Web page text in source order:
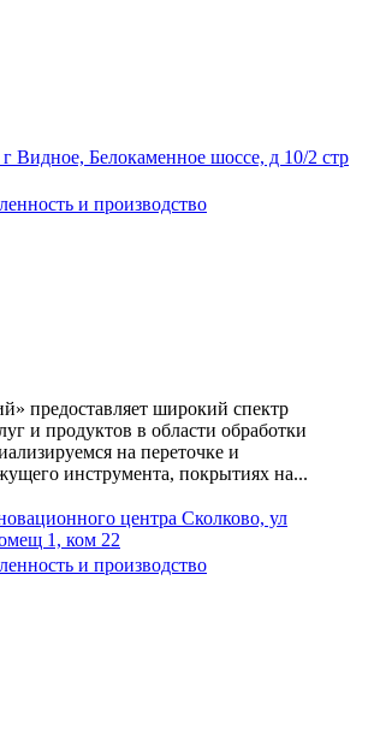
Видное, Белокаменное шоссе, д 10/2 стр
и производство
предоставляет широкий спектр
и продуктов в области обработки
на переточке и
инструмента, покрытиях на...
центра Сколково, ул
1, ком 22
и производство